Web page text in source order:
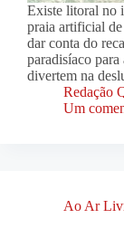
Existe litoral no
praia artificial
dar conta do
paradisíaco
divertem na
Redação
Um
Ao Ar